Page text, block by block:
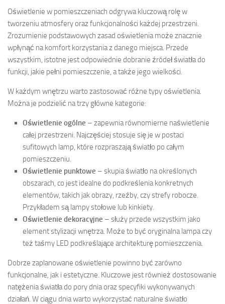
Oświetlenie w pomieszczeniach odgrywa kluczową rolę w
tworzeniu atmosfery oraz funkcjonalności każdej przestrzeni.
Zrozumienie podstawowych zasad oświetlenia może znacznie
wpłynąć na komfort korzystania z danego miejsca. Przede
wszystkim, istotne jest odpowiednie dobranie źródeł światła do
funkcji, jakie pełni pomieszczenie, a także jego wielkości.
W każdym wnętrzu warto zastosować różne typy oświetlenia.
Można je podzielić na trzy główne kategorie:
Oświetlenie ogólne – zapewnia równomierne naświetlenie
całej przestrzeni. Najczęściej stosuje się je w postaci
sufitowych lamp, które rozpraszają światło po całym
pomieszczeniu.
Oświetlenie punktowe – skupia światło na określonych
obszarach, co jest idealne do podkreślenia konkretnych
elementów, takich jak obrazy, rzeźby, czy strefy robocze.
Przykładem są lampy stołowe lub kinkiety.
Oświetlenie dekoracyjne – służy przede wszystkim jako
element stylizacji wnętrza. Może to być oryginalna lampa czy
też taśmy LED podkreślające architekturę pomieszczenia.
Dobrze zaplanowane oświetlenie powinno być zarówno
funkcjonalne, jak i estetyczne. Kluczowe jest również dostosowanie
natężenia światła do pory dnia oraz specyfiki wykonywanych
działań. W ciągu dnia warto wykorzystać naturalne światło